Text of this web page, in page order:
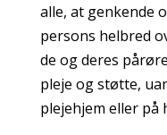
alle, at genkende
persons helbred
de og deres
pleje og støtte,
plejehjem eller på